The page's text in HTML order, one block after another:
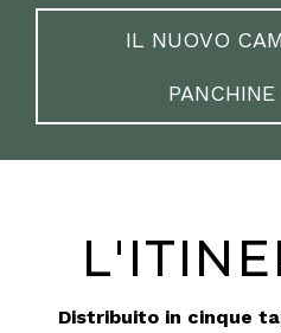
IL NUOVO
Distribuito in cinque